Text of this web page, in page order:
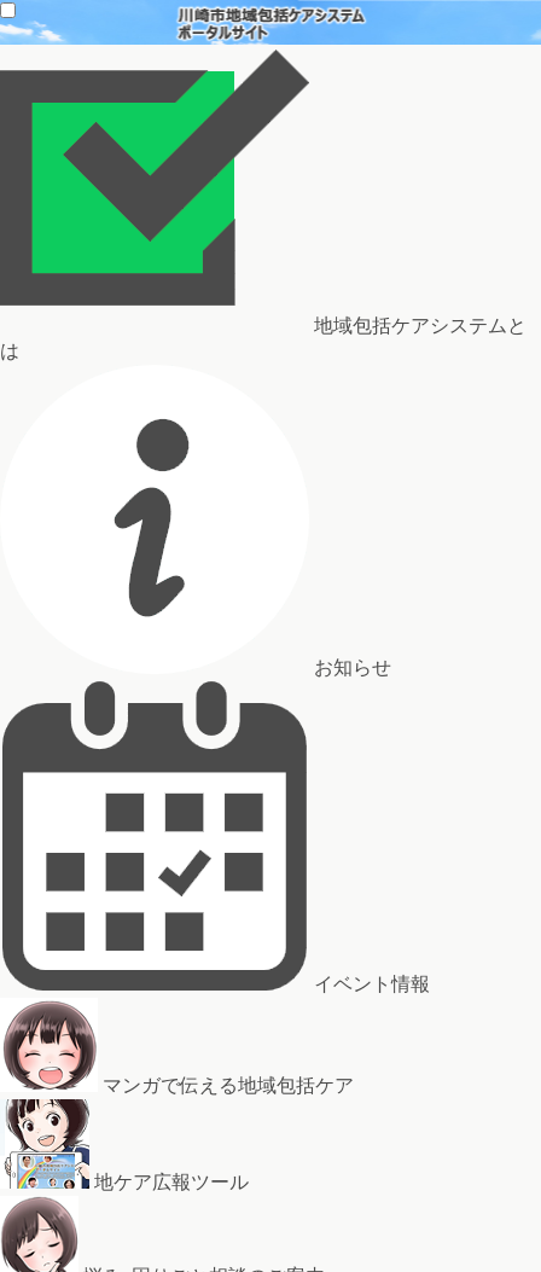
地域包括ケアシステムと
は
お知らせ
イベント情報
マンガで伝える地域包括ケア
地ケア広報ツール